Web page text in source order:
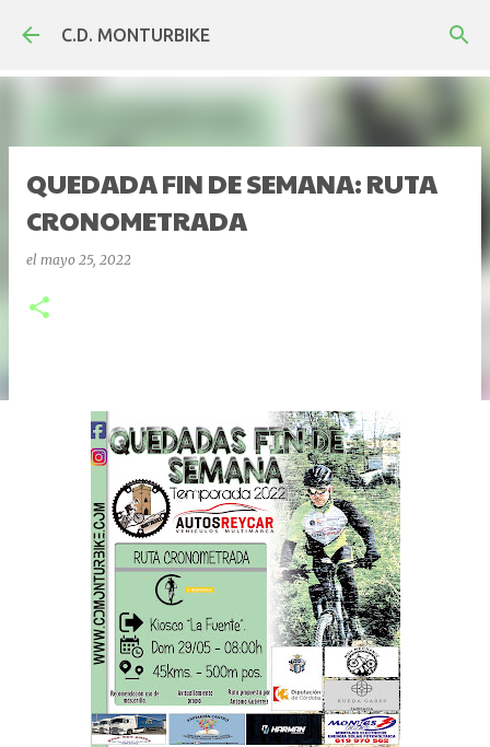
Ir al contenido principal
C.D. MONTURBIKE
QUEDADA FIN DE SEMANA: RUTA
CRONOMETRADA
el mayo 25, 2022